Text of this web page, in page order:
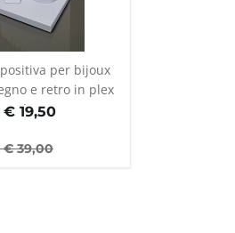
per bijoux
e retro in plex
opale
€ 19,50
€39,00